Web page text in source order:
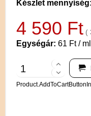
Készlet mennyiség
4 590 Ft (
Egységár: 61 Ft / ml